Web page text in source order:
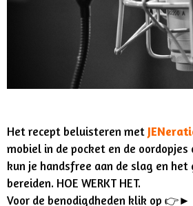
Het recept beluisteren met
mobiel in de pocket en de oordopjes
kun je handsfree aan de slag en het
bereiden. HOE WERKT HET.
Voor de benodigdheden klik op 👉►